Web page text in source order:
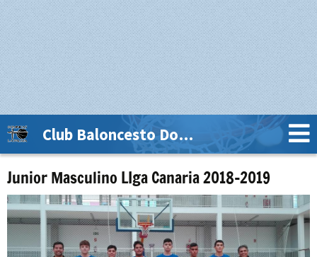
Club Baloncesto Dominicas La Palma
Junior Masculino LIga Canaria 2018-2019